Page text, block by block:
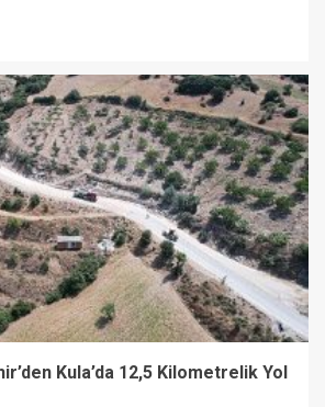
Kula’da 12,5 Kilometrelik Yol